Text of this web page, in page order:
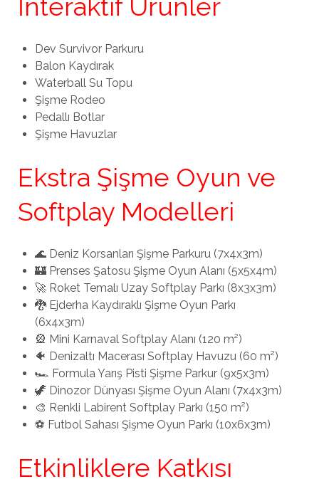
İnteraktif Ürünler
Dev Survivor Parkuru
Balon Kaydırak
Waterball Su Topu
Şişme Rodeo
Pedallı Botlar
Şişme Havuzlar
Ekstra Şişme Oyun ve
Softplay Modelleri
🌊 Deniz Korsanları Şişme Parkuru (7x4x3m)
🏰 Prenses Şatosu Şişme Oyun Alanı (5x5x4m)
🚀 Roket Temalı Uzay Softplay Parkı (8x3x3m)
🐉 Ejderha Kaydıraklı Şişme Oyun Parkı
(6x4x3m)
🎡 Mini Karnaval Softplay Alanı (120 m²)
🐠 Denizaltı Macerası Softplay Havuzu (60 m²)
🏎️ Formula Yarış Pisti Şişme Parkur (9x5x3m)
🦖 Dinozor Dünyası Şişme Oyun Alanı (7x4x3m)
🎨 Renkli Labirent Softplay Parkı (150 m²)
⚽ Futbol Sahası Şişme Oyun Parkı (10x6x3m)
Etkinliklere Katkısı